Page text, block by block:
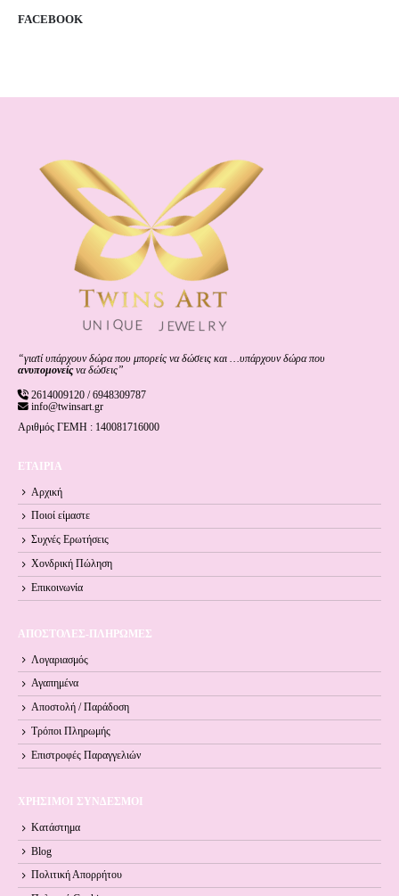
FACEBOOK
“γιατί υπάρχουν δώρα που μπορείς να δώσεις και …υπάρχουν δώρα που
ανυπομονείςνα δώσεις”
2614009120 / 6948309787
info@twinsart.gr
Αριθμός ΓΕΜΗ : 140081716000
ΕΤΑΙΡΙΑ
Αρχική
Ποιοί είμαστε
Συχνές Ερωτήσεις
Χονδρική Πώληση
Επικοινωνία
ΑΠΟΣΤΟΛΕΣ-ΠΛΗΡΩΜΕΣ
Λογαριασμός
Αγαπημένα
Αποστολή / Παράδοση
Τρόποι Πληρωμής
Επιστροφές Παραγγελιών
ΧΡΗΣΙΜΟΙ ΣΥΝΔΕΣΜΟΙ
Κατάστημα
Blog
Πολιτική Απορρήτου